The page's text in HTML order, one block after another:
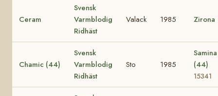
Ceram
Svensk
Varmblodig
Ridhäst
Valack 1985 Zirona
Chamic (44)
Svensk
Varmblodig
Ridhäst
Sto 1985
Samina
(44)
15341